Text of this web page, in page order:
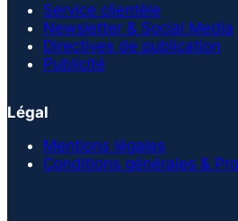
Service clientèle
Newsletter & Social Media
Directives de publication
Publicité
Légal
Mentions légales
Conditions générales &